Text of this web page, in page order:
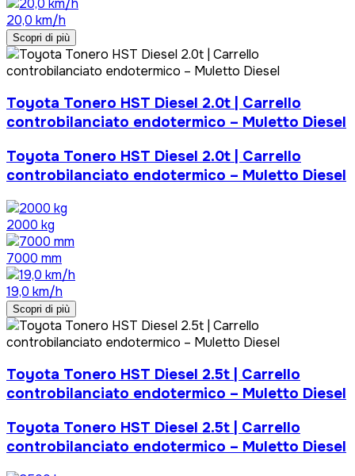
20,0 km/h
Scopri di più
Toyota Tonero HST Diesel 2.0t | Carrello
controbilanciato endotermico – Muletto Diesel
Toyota Tonero HST Diesel 2.0t | Carrello
controbilanciato endotermico – Muletto Diesel
2000 kg
7000 mm
19,0 km/h
Scopri di più
Toyota Tonero HST Diesel 2.5t | Carrello
controbilanciato endotermico – Muletto Diesel
Toyota Tonero HST Diesel 2.5t | Carrello
controbilanciato endotermico – Muletto Diesel